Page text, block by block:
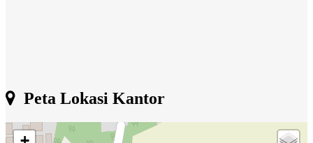
Peta Lokasi Kantor